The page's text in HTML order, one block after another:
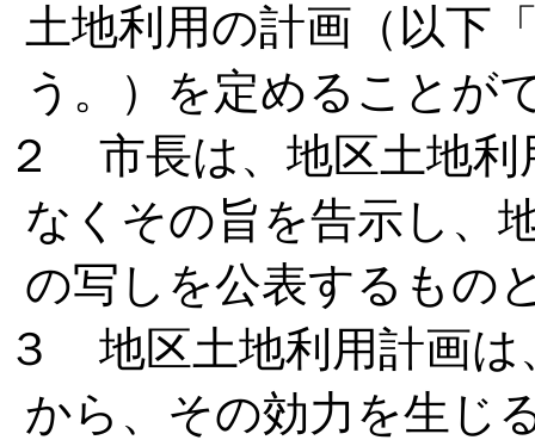
土地利用の計画（以下
う。）を定めることが
２ 市長は、地区土地利
なくその旨を告示し、
の写しを公表するもの
３ 地区土地利用計画は
から、その効力を生じ